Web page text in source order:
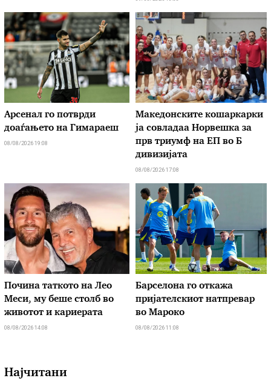
Арсенал го потврди
доаѓањето на Гимараеш
08/08/2026 19:08
Македонските кошаркарки
ја совладаа Норвешка за
прв триумф на ЕП во Б
дивизијата
08/08/2026 17:08
Почина таткото на Лео
Меси, му беше столб во
животот и кариерата
08/08/2026 14:08
Барселона го откажа
пријателскиот натпревар
во Мароко
08/08/2026 11:08
Најчитани